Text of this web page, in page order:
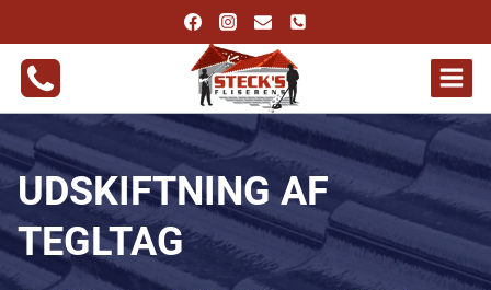
til
indhold
UDSKIFTNING AF
TEGLTAG